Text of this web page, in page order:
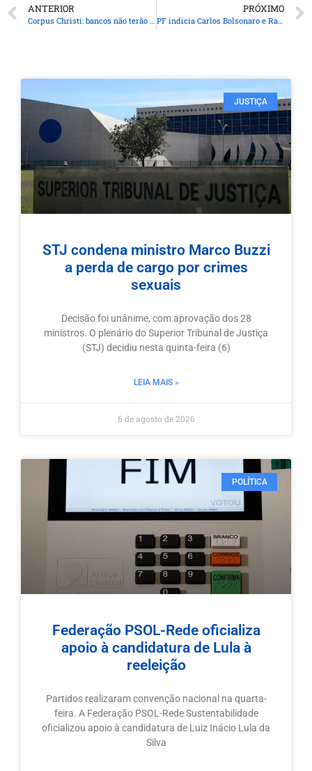
ANTERIOR
Corpus Christi: bancos não terão atendimento presencial ao público
PRÓXIMO
PF indicia Carlos Bolsonaro e Ramagem no inquérito da “Abin Paralela”
JUSTIÇA
STJ condena ministro Marco Buzzi
a perda de cargo por crimes
sexuais
Decisão foi unânime, com aprovação dos 28
ministros. O plenário do Superior Tribunal de Justiça
(STJ) decidiu nesta quinta-feira (6)
LEIA MAIS »
6 de agosto de 2026
POLÍTICA
Federação PSOL-Rede oficializa
apoio à candidatura de Lula à
reeleição
Partidos realizaram convenção nacional na quarta-
feira. A Federação PSOL-Rede Sustentabilidade
oficializou apoio à candidatura de Luiz Inácio Lula da
Silva